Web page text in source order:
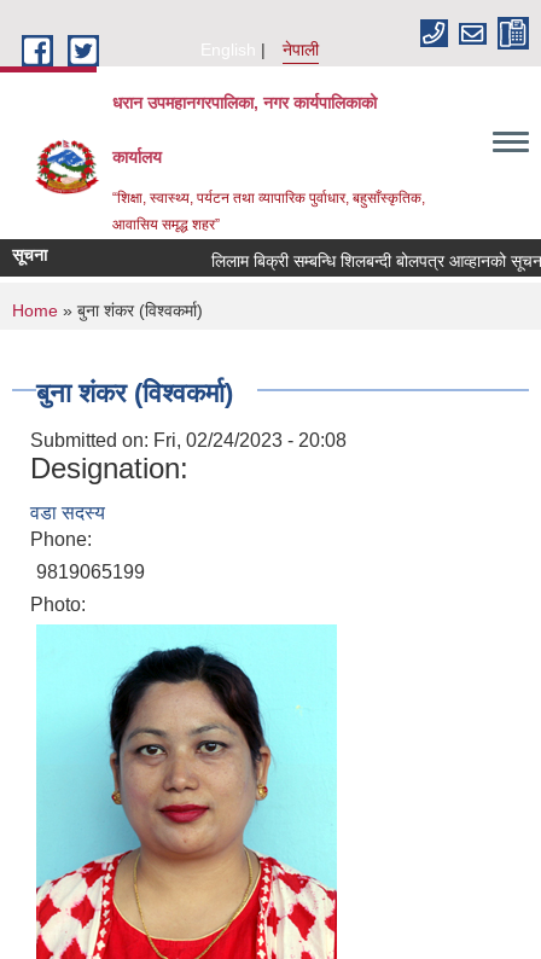
English
नेपाली
धरान उपमहानगरपालिका, नगर कार्यपालिकाको
कार्यालय
“शिक्षा, स्वास्थ्य, पर्यटन तथा व्यापारिक पुर्वाधार, बहुसाँस्कृतिक,
आवासिय समृद्ध शहर”
सूचना लिलाम बिक्री सम्बन्धि शिलबन्दी बोलपत्र आव्हानको
You are here
Home » बुना शंकर (विश्‍वकर्मा)
बुना शंकर (विश्‍वकर्मा)
Submitted on: Fri, 02/24/2023 - 20:08
Designation:
वडा सदस्य
Phone:
9819065199
Photo: